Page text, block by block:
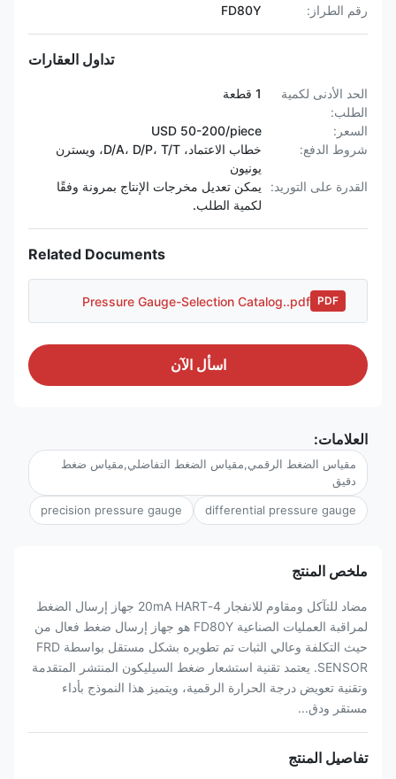
رقم الطراز:
FD80Y
تداول العقارات
الحد الأدنى لكمية
الطلب:
1 قطعة
السعر:
USD 50-200/piece
شروط الدفع:
خطاب الاعتماد، D/A، D/P، T/T، ويسترن
يونيون
القدرة على التوريد:
يمكن تعديل مخرجات الإنتاج بمرونة وفقًا
لكمية الطلب.
Related Documents
Pressure Gauge-Selection Catalog..pdf
اسأل الآن
العلامات:
مقياس الضغط الرقمي,مقياس الضغط التفاضلي,مقياس ضغط
دقيق
differential pressure gauge
precision pressure gauge
ملخص المنتج
مضاد للتآكل ومقاوم للانفجار 4-20mA HART جهاز إرسال الضغط
لمراقبة العمليات الصناعية FD80Y هو جهاز إرسال ضغط فعال من
حيث التكلفة وعالي الثبات تم تطويره بشكل مستقل بواسطة FRD
SENSOR. يعتمد تقنية استشعار ضغط السيليكون المنتشر المتقدمة
وتقنية تعويض درجة الحرارة الرقمية، ويتميز هذا النموذج بأداء
مستقر ودق...
تفاصيل المنتج